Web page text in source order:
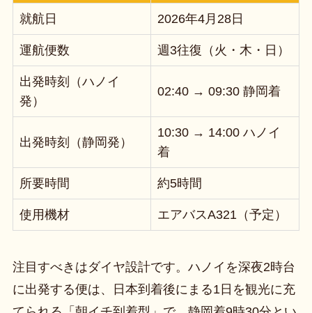
就航日 2026年4月28日
運航便数 週3往復（火・木・日）
出発時刻（ハノイ
発）
02:40 → 09:30 静岡着
出発時刻（静岡発）
10:30 → 14:00 ハノイ
着
所要時間 約5時間
使用機材 エアバスA321（予定）
注目すべきはダイヤ設計です。ハノイを深夜2時台
に出発する便は、日本到着後にまる1日を観光に充